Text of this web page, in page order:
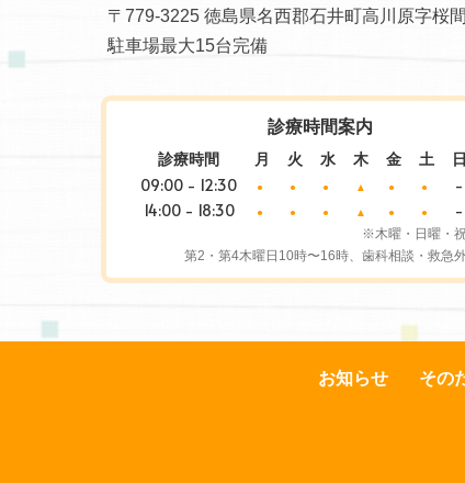
〒779-3225 徳島県名西郡石井町高川原字桜
駐車場最大15台完備
診療時間案内
診療時間 月 火 水 木 金 土 日
09:00 - 12:30 ● ● ● ▲ ● ● -
14:00 - 18:30
● ● ● ▲ ● ● -
※木曜・日曜・
第2・第4木曜日10時〜16時、歯科相談・救急
お知らせ その